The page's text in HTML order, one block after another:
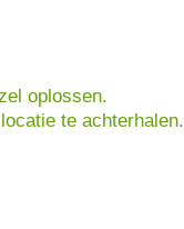
oplossen.
te achterhalen.